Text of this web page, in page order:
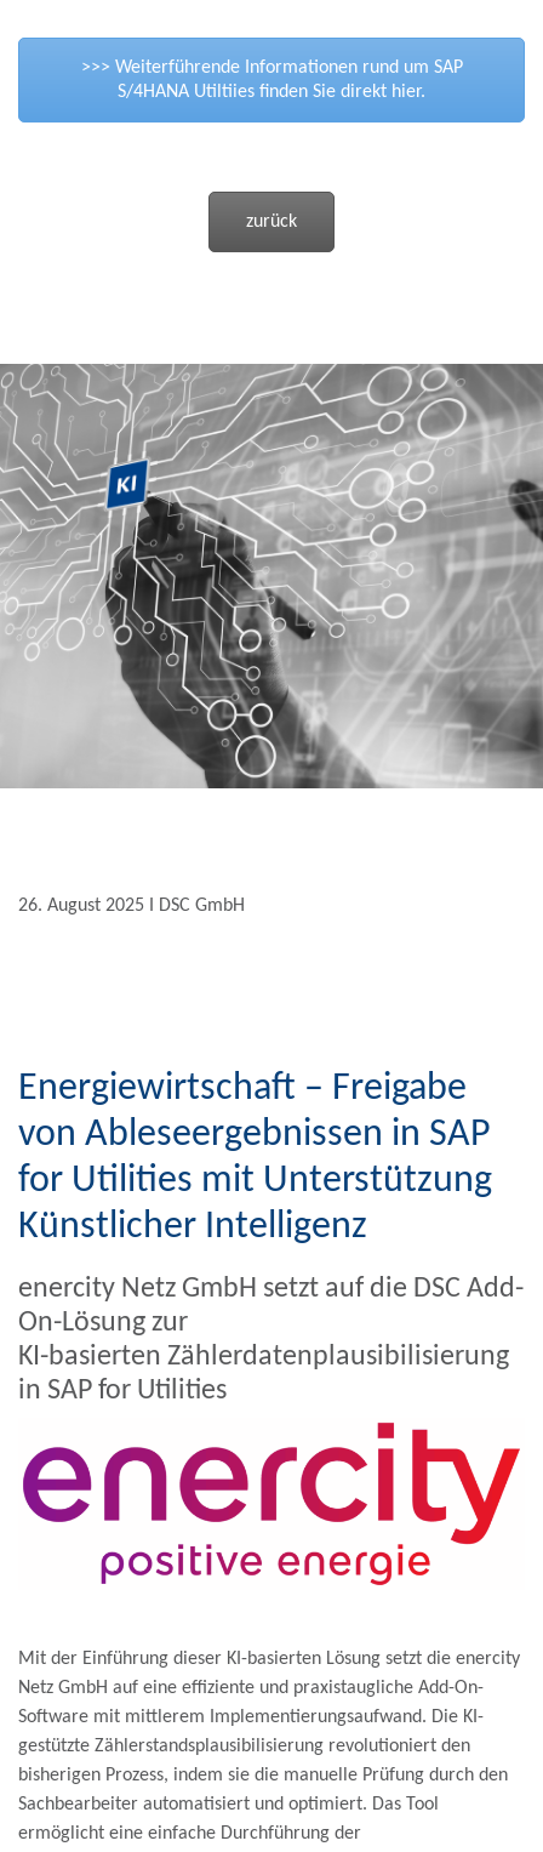
>>> Weiterführende Informationen rund um SAP
S/4HANA Utiltiies finden Sie direkt hier.
zurück
26. August 2025 Ι DSC GmbH
Energiewirtschaft – Freigabe
von Ableseergebnissen in SAP
for Utilities mit Unterstützung
Künstlicher Intelligenz
enercity Netz GmbH setzt auf die DSC Add-
On-Lösung zur
KI-basierten Zählerdatenplausibilisierung
in SAP for Utilities
Mit der Einführung dieser KI-basierten Lösung setzt die enercity
Netz GmbH auf eine effiziente und praxistaugliche Add-On-
Software mit mittlerem Implementierungsaufwand. Die KI-
gestützte Zählerstandsplausibilisierung revolutioniert den
bisherigen Prozess, indem sie die manuelle Prüfung durch den
Sachbearbeiter automatisiert und optimiert. Das Tool
ermöglicht eine einfache Durchführung der